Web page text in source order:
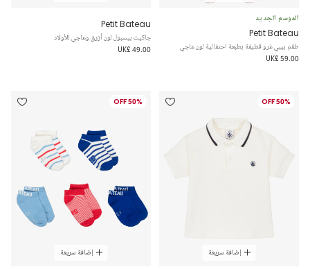
الموسم الجديد
Petit Bateau
طقم بيبي غرو قطيفة بطبعة احتفالية لون عاجي
UK£ 59.00
Petit Bateau
جاكيت بيسبول لون أزرق وعاجي للأولاد
UK£ 49.00
50% OFF
إضافة سريعة
50% OFF
إضافة سريعة